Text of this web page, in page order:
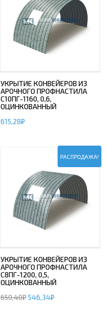
УКРЫТИЕ КОНВЕЙЕРОВ ИЗ
АРОЧНОГО ПРОФНАСТИЛА
С10ПГ-1160, 0,6,
ОЦИНКОВАННЫЙ
615,28₽
РАСПРОДАЖА!
УКРЫТИЕ КОНВЕЙЕРОВ ИЗ
АРОЧНОГО ПРОФНАСТИЛА
С8ПГ-1200, 0,5,
ОЦИНКОВАННЫЙ
650,40₽546,34₽